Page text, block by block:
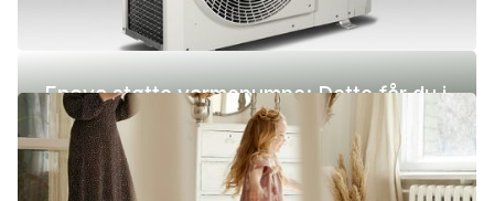
Enova støtte varmepumpe: Dette får du i
2026